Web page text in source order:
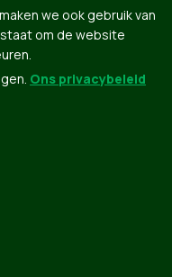
we ook gebruik van
om de website
Ons privacybeleid